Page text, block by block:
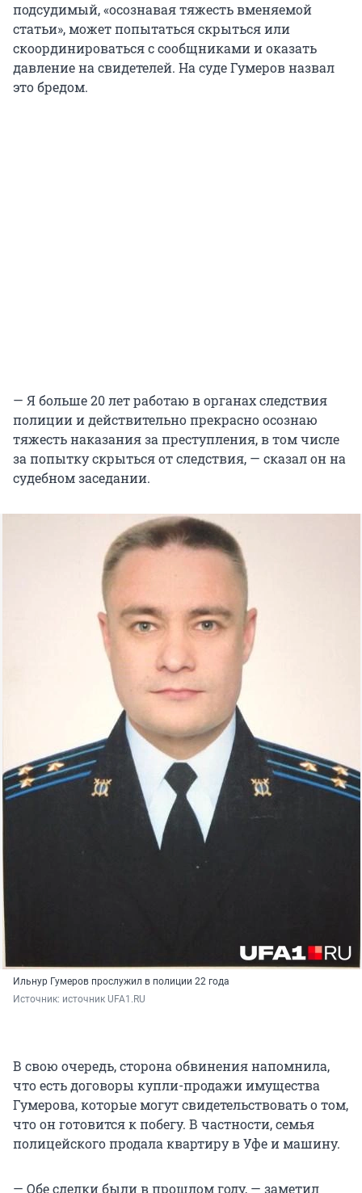
подсудимый, «осознавая тяжесть вменяемой
статьи», может попытаться скрыться или
скоординироваться с сообщниками и оказать
давление на свидетелей. На суде Гумеров назвал
это бредом.
— Я больше 20 лет работаю в органах следствия
полиции и действительно прекрасно осознаю
тяжесть наказания за преступления, в том числе
за попытку скрыться от следствия, — сказал он на
судебном заседании.
Ильнур Гумеров прослужил в полиции 22 года
Источник: источник UFA1.RU
В свою очередь, сторона обвинения напомнила,
что есть договоры купли-продажи имущества
Гумерова, которые могут свидетельствовать о том,
что он готовится к побегу. В частности, семья
полицейского продала квартиру в Уфе и машину.
— Обе сделки были в прошлом году, — заметил